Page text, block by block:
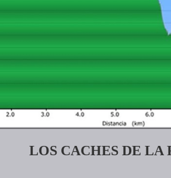
LOS CACHES DE LA